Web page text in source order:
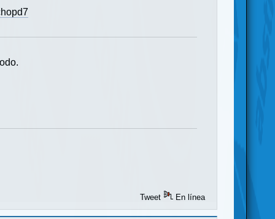
Tweet En línea